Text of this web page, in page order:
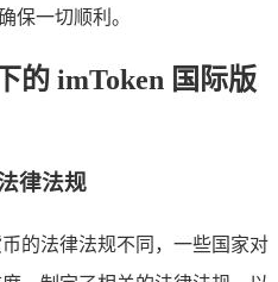
保一切顺利。
的 imToken 国际版
律法规
的法律法规不同，一些国家对